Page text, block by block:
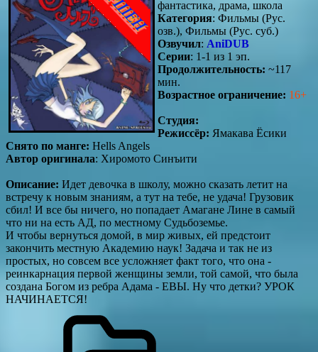
фантастика, драма, школа
Категория: Фильмы (Рус.
озв.), Фильмы (Рус. суб.)
Озвучил: AniDUB
Серии: 1-1 из 1 эп.
Продолжительность: ~117
мин.
Возрастное ограничение: 16+
Студия:
Режиссёр: Ямакава Ёсики
Снято по манге: Hells Angels
Автор оригинала: Хиромото Синъити
Описание: Идет девочка в школу, можно сказать летит на
встречу к новым знаниям, а тут на тебе, не удача! Грузовик
сбил! И все бы ничего, но попадает Амагане Лине в самый
что ни на есть АД, по местному Судьбоземье.
И чтобы вернуться домой, в мир живых, ей предстоит
закончить местную Академию наук! Задача и так не из
простых, но совсем все усложняет факт того, что она -
реинкарнация первой женщины земли, той самой, что была
создана Богом из ребра Адама - ЕВЫ. Ну что детки? УРОК
НАЧИНАЕТСЯ!